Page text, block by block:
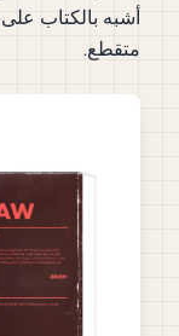
أشبه بالكتاب
متقطع.